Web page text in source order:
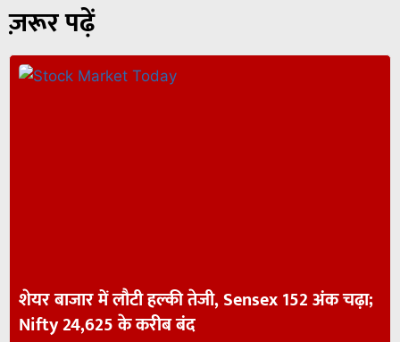
ज़रूर पढ़ें
शेयर बाजार में लौटी हल्की तेजी, Sensex 152 अंक चढ़ा;
Nifty 24,625 के करीब बंद